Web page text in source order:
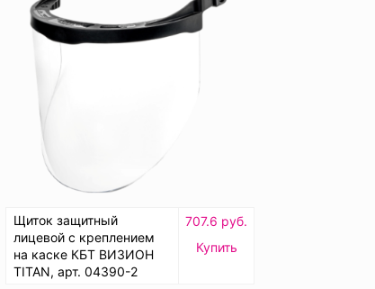
Щиток защитный
лицевой с креплением
на каске КБТ ВИЗИОН
TITAN, арт. 04390-2
707.6 руб.
Купить